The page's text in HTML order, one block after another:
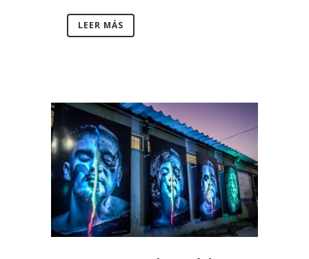
LEER MÁS